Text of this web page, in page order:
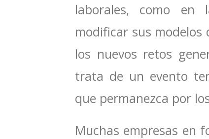
laborales, como en
modificar sus
los nuevos retos
trata de un evento
que permanezca por
Muchas empresas en